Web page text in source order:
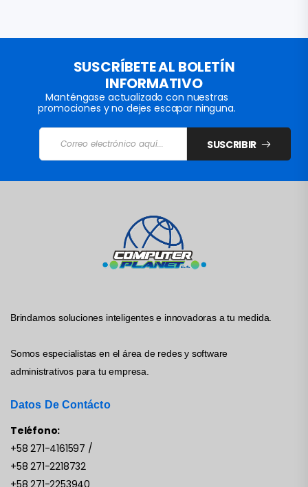
SUSCRÍBETE AL BOLETÍN
INFORMATIVO
Manténgase actualizado con nuestras
promociones y no dejes escapar ninguna.
SUSCRIBIR
Brindamos soluciones inteligentes e innovadoras a tu medida.
Somos especialistas en el área de redes y software
administrativos para tu empresa.
Datos De Contácto
Teléfono:
+58 271-4161597 /
+58 271-2218732
+58 271-2253940